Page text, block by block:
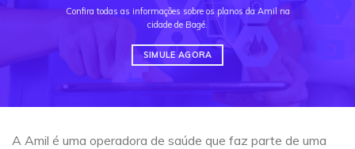
Confira todas as informações sobre os planos da Amil na
cidade de Bagé.
SIMULE AGORA
A Amil é uma operadora de saúde que faz parte de uma